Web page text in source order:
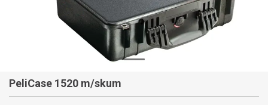
PeliCase 1520 m/skum